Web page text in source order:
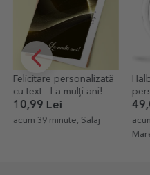
Halbă de bere
personalizată cu text -
Royalty
49,00 Lei
acum 44 minute, Satu